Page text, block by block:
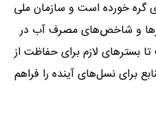
گره خورده است و سازمان ملی
و شاخص‌های مصرف آب در
بسترهای لازم برای حفاظت از
برای نسل‌های آینده را فراهم